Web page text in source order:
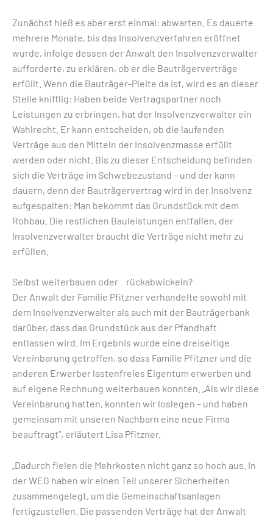
Zunächst hieß es aber erst einmal: abwarten. Es dauerte
mehrere Monate, bis das Insolvenzverfahren eröffnet
wurde, infolge dessen der Anwalt den Insolvenzverwalter
aufforderte, zu erklären, ob er die Bauträgerverträge
erfüllt. Wenn die Bauträger-Pleite da ist, wird es an dieser
Stelle knifflig: Haben beide Vertragspartner noch
Leistungen zu erbringen, hat der Insolvenzverwalter ein
Wahlrecht. Er kann entscheiden, ob die laufenden
Verträge aus den Mitteln der Insolvenzmasse erfüllt
werden oder nicht. Bis zu dieser Entscheidung befinden
sich die Verträge im Schwebezustand – und der kann
dauern, denn der Bauträgervertrag wird in der Insolvenz
aufgespalten: Man bekommt das Grundstück mit dem
Rohbau. Die restlichen Bauleistungen entfallen, der
Insolvenzverwalter braucht die Verträge nicht mehr zu
erfüllen.
Selbst weiterbauen oder rückabwickeln?
Der Anwalt der Familie Pfitzner verhandelte sowohl mit
dem Insolvenzverwalter als auch mit der Bauträgerbank
darüber, dass das Grundstück aus der Pfandhaft
entlassen wird. Im Ergebnis wurde eine dreiseitige
Vereinbarung getroffen, so dass Familie Pfitzner und die
anderen Erwerber lastenfreies Eigentum erwerben und
auf eigene Rechnung weiterbauen konnten. „Als wir diese
Vereinbarung hatten, konnten wir loslegen – und haben
gemeinsam mit unseren Nachbarn eine neue Firma
beauftragt“, erläutert Lisa Pfitzner.
„Dadurch fielen die Mehrkosten nicht ganz so hoch aus. In
der WEG haben wir einen Teil unserer Sicherheiten
zusammengelegt, um die Gemeinschaftsanlagen
fertigzustellen. Die passenden Verträge hat der Anwalt